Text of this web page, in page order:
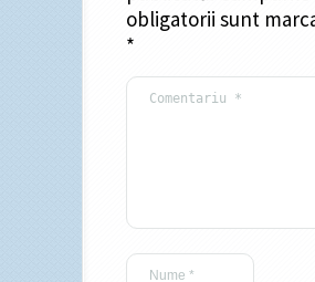
obligatorii sunt
*